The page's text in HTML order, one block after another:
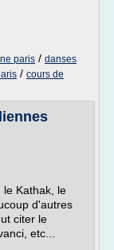
paris / danses
/ cours de
le Kathak, le
d'autres
citer le
etc...